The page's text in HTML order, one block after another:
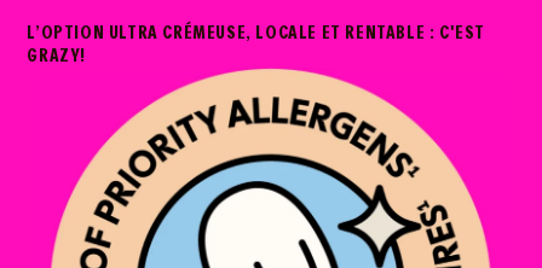
L’OPTION ULTRA CRÉMEUSE, LOCALE ET RENTABLE : C'EST
GRAZY!